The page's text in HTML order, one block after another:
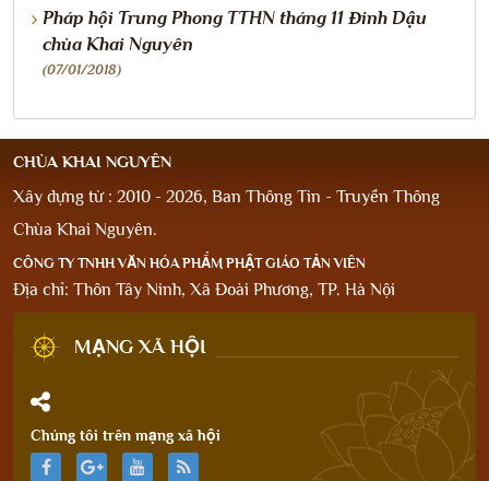
Pháp hội Trung Phong TTHN tháng 11 Đinh Dậu
chùa Khai Nguyên
(07/01/2018)
CHÙA KHAI NGUYÊN
Xây dựng từ : 2010 - 2026, Ban Thông Tin - Truyền Thông
Chùa Khai Nguyên.
CÔNG TY TNHH VĂN HÓA PHẨM PHẬT GIÁO TẢN VIÊN
Địa chỉ: Thôn Tây Ninh, Xã Đoài Phương, TP. Hà Nội
MẠNG XÃ HỘI
Chúng tôi trên mạng xã hội